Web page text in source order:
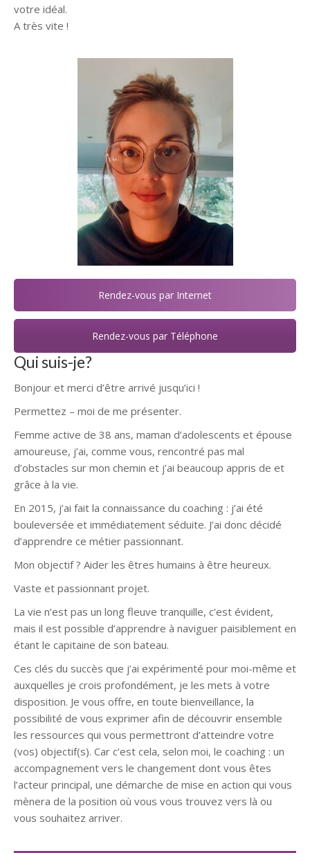
Qui suis-je?
Bonjour et merci d’être arrivé jusqu’ici !
Permettez – moi de me présenter.
Femme active de 38 ans, maman d’adolescents et épouse
amoureuse, j’ai, comme vous, rencontré pas mal
d’obstacles sur mon chemin et j’ai beaucoup appris de et
grâce à la vie.
En 2015, j’ai fait la connaissance du coaching : j’ai été
bouleversée et immédiatement séduite. J’ai donc décidé
d’apprendre ce métier passionnant.
Mon objectif ? Aider les êtres humains à être heureux.
Vaste et passionnant projet.
La vie n’est pas un long fleuve tranquille, c’est évident,
mais il est possible d’apprendre à naviguer paisiblement en
étant le capitaine de son bateau.
Ces clés du succès que j’ai expérimenté pour moi-même et
auxquelles je crois profondément, je les mets à votre
disposition. Je vous offre, en toute bienveillance, la
possibilité de vous exprimer afin de découvrir ensemble
les ressources qui vous permettront d’atteindre votre
(vos) objectif(s). Car c’est cela, selon moi, le coaching : un
accompagnement vers le changement dont vous êtes
l’acteur principal, une démarche de mise en action qui vous
mènera de la position où vous vous trouvez vers là ou
vous souhaitez arriver.
Rendez-vous par Internet
Rendez-vous par Téléphone
votre idéal.
A très vite !